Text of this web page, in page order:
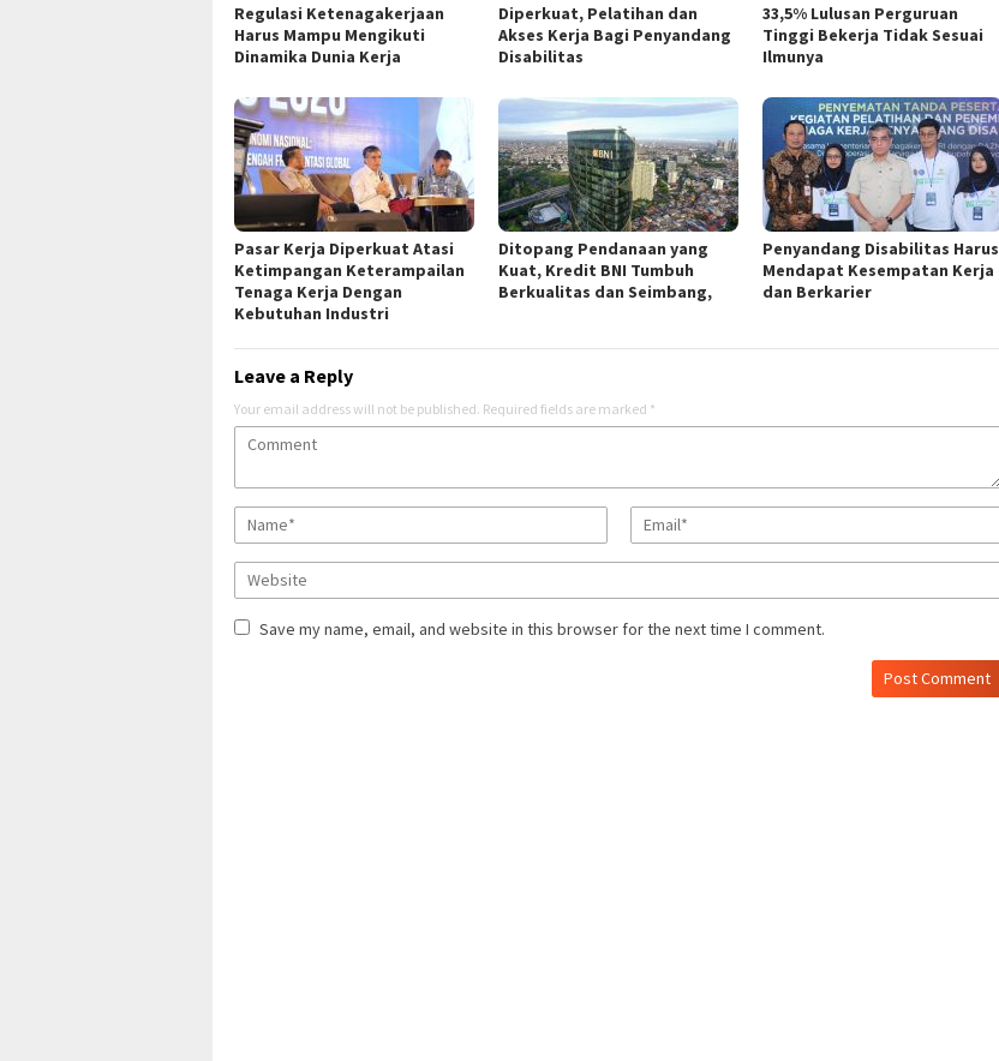
Regulasi Ketenagakerjaan
Harus Mampu Mengikuti
Dinamika Dunia Kerja
Diperkuat, Pelatihan dan
Akses Kerja Bagi Penyandang
Disabilitas
33,5% Lulusan Perguruan
Tinggi Bekerja Tidak Sesuai
Ilmunya
Pasar Kerja Diperkuat Atasi
Ketimpangan Keterampailan
Tenaga Kerja Dengan
Kebutuhan Industri
Ditopang Pendanaan yang
Kuat, Kredit BNI Tumbuh
Berkualitas dan Seimbang,
Penyandang Disabilitas Harus
Mendapat Kesempatan Kerja
dan Berkarier
Leave a Reply
Your email address will not be published. Required fields are marked *
Save my name, email, and website in this browser for the next time I comment.